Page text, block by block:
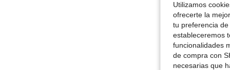
Utilizamos
ofrecerte la
tu preferencia
estableceremos
funcionalidades
de compra con
necesarias que